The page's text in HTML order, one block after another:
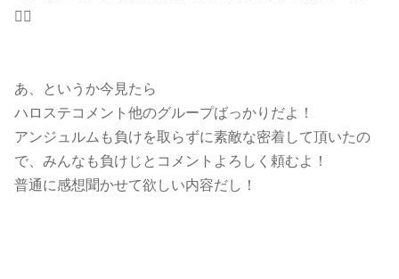
❤️‍🔥
あ、というか今見たら
ハロステコメント他のグループばっかりだよ！
アンジュルムも負けを取らずに素敵な密着して頂いたの
で、みんなも負けじとコメントよろしく頼むよ！
普通に感想聞かせて欲しい内容だし！